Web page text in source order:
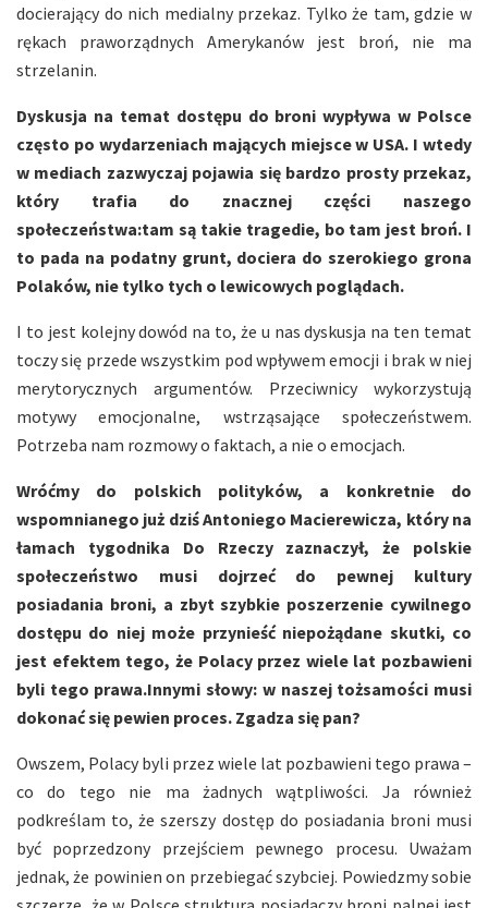
docierający do nich medialny przekaz. Tylko że tam, gdzie w
rękach praworządnych Amerykanów jest broń, nie ma
strzelanin.
Dyskusja na temat dostępu do broni wypływa w Polsce
często po wydarzeniach mających miejsce w USA. I wtedy
w mediach zazwyczaj pojawia się bardzo prosty przekaz,
który trafia do znacznej części naszego
społeczeństwa:tam są takie tragedie, bo tam jest broń. I
to pada na podatny grunt, dociera do szerokiego grona
Polaków, nie tylko tych o lewicowych poglądach.
I to jest kolejny dowód na to, że u nas dyskusja na ten temat
toczy się przede wszystkim pod wpływem emocji i brak w niej
merytorycznych argumentów. Przeciwnicy wykorzystują
motywy emocjonalne, wstrząsające społeczeństwem.
Potrzeba nam rozmowy o faktach, a nie o emocjach.
Wróćmy do polskich polityków, a konkretnie do
wspomnianego już dziś Antoniego Macierewicza, który na
łamach tygodnika Do Rzeczy zaznaczył, że polskie
społeczeństwo musi dojrzeć do pewnej kultury
posiadania broni, a zbyt szybkie poszerzenie cywilnego
dostępu do niej może przynieść niepożądane skutki, co
jest efektem tego, że Polacy przez wiele lat pozbawieni
byli tego prawa.Innymi słowy: w naszej tożsamości musi
dokonać się pewien proces. Zgadza się pan?
Owszem, Polacy byli przez wiele lat pozbawieni tego prawa –
co do tego nie ma żadnych wątpliwości. Ja również
podkreślam to, że szerszy dostęp do posiadania broni musi
być poprzedzony przejściem pewnego procesu. Uważam
jednak, że powinien on przebiegać szybciej. Powiedzmy sobie